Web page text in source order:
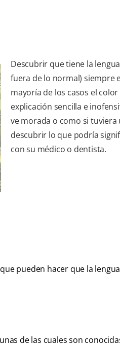
Descubrir que tiene la
fuera de lo normal) siempre
mayoría de los casos el
explicación sencilla e
ve morada o como si
descubrir lo que podría
con su médico o dentista.
pueden hacer que la
de las cuales son